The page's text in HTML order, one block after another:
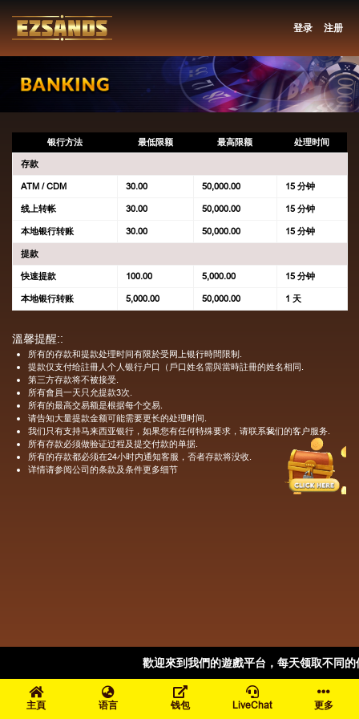
登录 注册
银行方法 最低限额 最高限额 处理时间
存款
ATM / CDM
30.00 50,000.00
15 分钟
线上转帐
30.00 50,000.00
15 分钟
本地银行转账
30.00 50,000.00
15 分钟
提款
快速提款
100.00 5,000.00
15 分钟
本地银行转账
5,000.00 50,000.00 1 天
溫馨提醒::
所有的存款和提款处理时间有限於受网上银行時間限制.
提款仅支付给註冊人个人银行户口（戶口姓名需與當時註冊的姓名相同.
第三方存款将不被接受.
所有會員一天只允提款3次.
所有的最高交易额是根据每个交易.
请告知大量提款金额可能需要更长的处理时间.
我们只有支持马来西亚银行，如果您有任何特殊要求，请联系我们的客户服务.
所有存款必须做验证过程及提交付款的单据.
所有的存款都必须在24小时内通知客服，否者存款将没收.
详情请参阅公司的条款及条件更多细节
歡迎來到我們的遊戲平台，每天领取不同
主頁 语言 钱包 LiveChat 更多
×